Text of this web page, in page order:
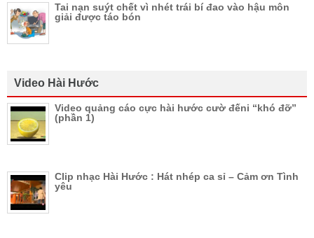
Tai nạn suýt chết vì nhét trái bí đao vào hậu môn
giải được táo bón
Video Hài Hước
Video quảng cáo cực hài hước cườ đếni “khó đỡ”
(phần 1)
Clip nhạc Hài Hước : Hát nhép ca sỉ – Cảm ơn Tình
yêu